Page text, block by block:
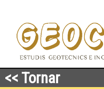
<< Tornar